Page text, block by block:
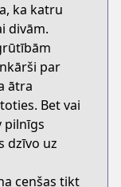
ka katru
divām.
par
ātra
Bet vai
pilnīgs
dzīvo uz
cenšas tikt